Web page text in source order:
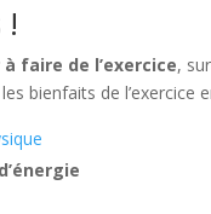
faire de l’exercice,
bienfaits de l’exercice